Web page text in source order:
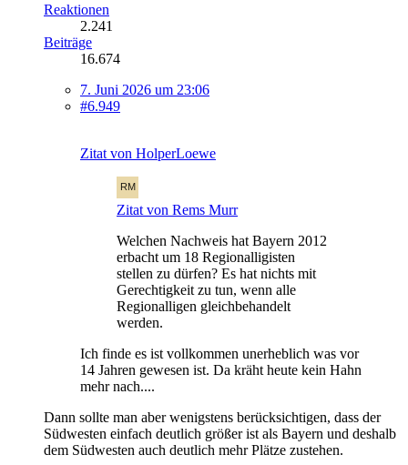
Reaktionen
2.241
Beiträge
16.674
7. Juni 2026 um 23:06
#6.949
Zitat von HolperLoewe
Zitat von Rems Murr
Welchen Nachweis hat Bayern 2012
erbacht um 18 Regionalligisten
stellen zu dürfen? Es hat nichts mit
Gerechtigkeit zu tun, wenn alle
Regionalligen gleichbehandelt
werden.
Ich finde es ist vollkommen unerheblich was vor
14 Jahren gewesen ist. Da kräht heute kein Hahn
mehr nach....
Dann sollte man aber wenigstens berücksichtigen, dass der
Südwesten einfach deutlich größer ist als Bayern und deshalb
dem Südwesten auch deutlich mehr Plätze zustehen.